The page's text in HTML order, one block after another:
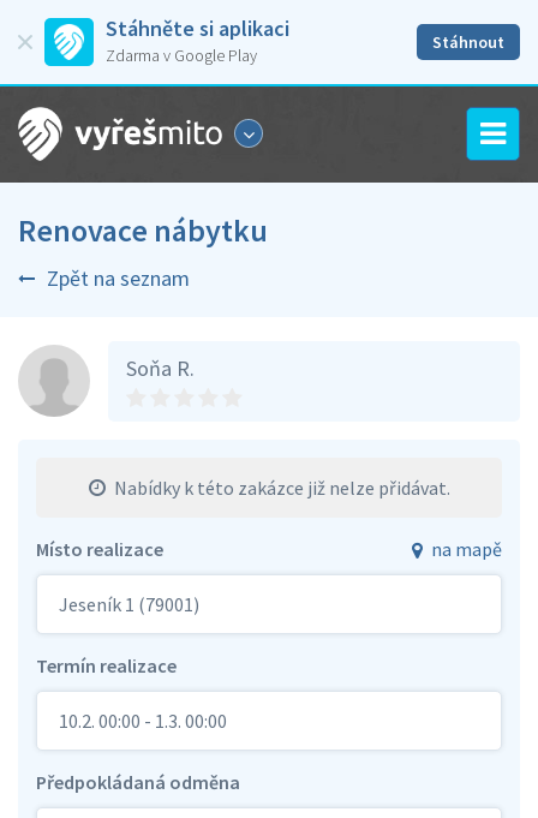
Stáhněte si aplikaci
Zdarma v Google Play
Stáhnout
Renovace nábytku
Zpět na seznam
Soňa R.
Nabídky k této zakázce již nelze přidávat.
Místo realizace na mapě
Jeseník 1 (79001)
Termín realizace
10.2. 00:00 - 1.3. 00:00
Předpokládaná odměna